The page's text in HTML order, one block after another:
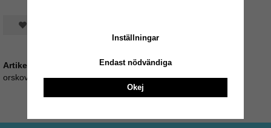
Spara som favorit
Artikelnummer:
orskov35_530214
Inställningar
Endast nödvändiga
Okej